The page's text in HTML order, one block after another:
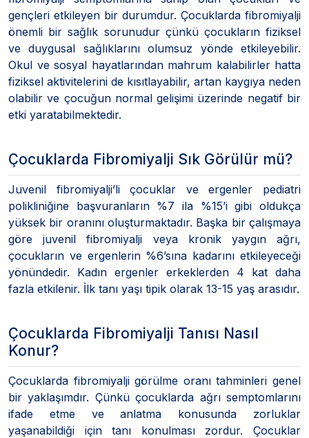
gençleri etkileyen bir durumdur. Çocuklarda fibromiyalji
önemli bir sağlık sorunudur çünkü çocukların fiziksel
ve duygusal sağlıklarını olumsuz yönde etkileyebilir.
Okul ve sosyal hayatlarından mahrum kalabilirler hatta
fiziksel aktivitelerini de kısıtlayabilir, artan kaygıya neden
olabilir ve çocuğun normal gelişimi üzerinde negatif bir
etki yaratabilmektedir.
Çocuklarda Fibromiyalji Sık Görülür mü?
Juvenil fibromiyalji’li çocuklar ve ergenler pediatri
polikliniğine başvuranların %7 ila %15’i gibi oldukça
yüksek bir oranını oluşturmaktadır. Başka bir çalışmaya
göre juvenil fibromiyalji veya kronik yaygın ağrı,
çocukların ve ergenlerin %6’sına kadarını etkileyeceği
yönündedir. Kadın ergenler erkeklerden 4 kat daha
fazla etkilenir. İlk tanı yaşı tipik olarak 13-15 yaş arasıdır.
Çocuklarda Fibromiyalji Tanısı Nasıl
Konur?
Çocuklarda fibromiyalji görülme oranı tahminleri genel
bir yaklaşımdır. Çünkü çocuklarda ağrı semptomlarını
ifade etme ve anlatma konusunda zorluklar
yaşanabildiği için tanı konulması zordur. Çocuklar